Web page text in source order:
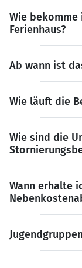
Wie bekomme
Ferienhaus?
Ab wann ist
Wie läuft die
Wie sind die
Wann erhalte